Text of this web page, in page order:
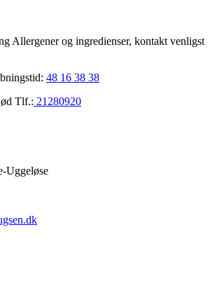
Allergener og ingredienser, kontakt venligst
48 16 38 38
Tlf.: 21280920
Uggeløse